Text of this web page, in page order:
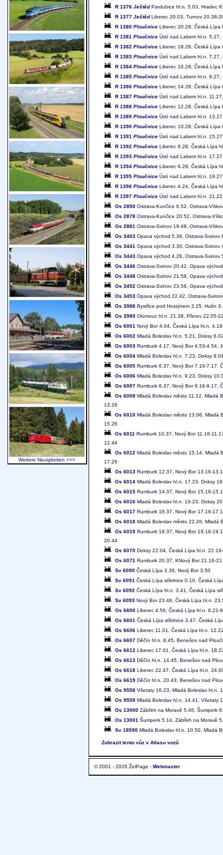
R 1376 JeštědPardubice hl.n. 5.03, Hradec
R 1377 JeštědLiberec 20.03, Turnov 20.38-
R 1380 Ploučnice Liberec 20.28, Česká Lípa
R 1381 Ploučnice Ústí nad Labem hl.n.
R 1382 Ploučnice Liberec 18.28, Česká Lípa
R 1383 Ploučnice Ústí nad Labem hl.n.
R 1384 Ploučnice Liberec 16.28, Česká Lípa
R 1385 Ploučnice Ústí nad Labem hl.n.
R 1386 Ploučnice Liberec 14.28, Česká Lípa
R 1387 Ploučnice Ústí nad Labem hl.n.
R 1388 Ploučnice Liberec 12.28, Česká Lípa
R 1389 Ploučnice Ústí nad Labem hl.n.
R 1390 Ploučnice Liberec 10.28, Česká Lípa
R 1391 Ploučnice Ústí nad Labem hl.n.
R 1392 Ploučnice Liberec 8.28, Česká Lípa
R 1393 Ploučnice Ústí nad Labem hl.n.
R 1394 Ploučnice Liberec 6.28, Česká Lípa
R 1395 Ploučnice Ústí nad Labem hl.n.
R 1396 Ploučnice Liberec 4.24, Česká Lípa
R 1397 Ploučnice Ústí nad Labem hl.n.
Os 2850 Ostrava-Kunčice 6.52, Ostrava-
Os 2878 Ostrava-Kunčice 20.52, Ostrava-
Os 2881 Ostrava-Svinov 19.48, Ostrava-
Os 3403 Opava východ 5.36, Ostrava-Svinov
Os 3441 Opava východ 3.30, Ostrava-Svinov
Os 3443 Opava východ 4.28, Ostrava-Svinov
Os 3446 Ostrava-Svinov 20.42, Opava
Os 3448 Ostrava-Svinov 21.58, Opava
Os 3452 Ostrava-Svinov 23.56, Opava
Os 3453 Opava východ 22.42, Ostrava-
Os 3988 Bystřice pod Hostýnem 3.25, Hulín
Os 3989 Olomouc hl.n. 21.38, Přerov 22.05-
Os 6001 Nový Bor 4.04, Česká Lípa hl.n.
Os 6002 Mladá Boleslav hl.n. 5.21, Doksy
Os 6003 Rumburk 4.17, Nový Bor 4.53-4.54,
Os 6004 Mladá Boleslav hl.n. 7.23, Doksy
Os 6005 Rumburk 6.37, Nový Bor 7.16-7.17,
Os 6006 Mladá Boleslav hl.n. 9.23, Doksy
Os 6007 Rumburk 8.37, Nový Bor 9.16-9.17,
Os 6008 Mladá Boleslav město 11.12, Mladá
13.26
Os 6010 Mladá Boleslav město 13.06, Mladá
15.26
Os 6011 Rumburk 10.37, Nový Bor 11.16-
12.44
Os 6012 Mladá Boleslav město 15.14, Mladá
17.26
Os 6013 Rumburk 12.37, Nový Bor 13.16-
Os 6014 Mladá Boleslav hl.n. 17.23, Doksy
Os 6015 Rumburk 14.37, Nový Bor 15.16-
Os 6016 Mladá Boleslav hl.n. 19.23, Doksy
Os 6017 Rumburk 16.37, Nový Bor 17.16-
Os 6018 Mladá Boleslav město 22.26, Mladá
Os 6019 Rumburk 18.37, Nový Bor 19.16-
20.44
Os 6070 Doksy 22.04, Česká Lípa hl.n.
Os 6071 Rumburk 20.37, KNový Bor 21.16-
Sv 6090 Česká Lípa 3.38, Nový Bor 3.50
Sv 6091 Česká Lípa střelnice 0.10, Česká
Sv 6092 Česká Lípa hl.n. 3.41, Česká Lípa
Sv 6093 Nový Bor 23.46, Česká Lípa hl.n.
Os 6600 Liberec 4.56, Česká Lípa hl.n. 6.21-
Os 6601 Česká Lípa střelnice 3.47, Česká
Os 6606 Liberec 11.01, Česká Lípa hl.n.
Os 6607 Děčín hl.n. 8.45, Benešov nad
Os 6612 Liberec 17.01, Česká Lípa hl.n.
Os 6613 Děčín hl.n. 14.45, Benešov nad
Os 6618 Liberec 22.47, Česká Lípa hl.n.
Os 6619 Děčín hl.n. 20.43, Benešov nad
Os 9558 Všetaty 16.23, Mladá Boleslav hl.n.
Os 9559 Mladá Boleslav hl.n. 14.41, Všetaty
Os 13000 Zábřeh na Moravě 5.46, Šumperk
Os 13001 Šumperk 5.14, Zábřeh na Moravě
Sv 18590 Mladá Boleslav hl.n. 10.50, Mladá
Zobrazit tento vůz v Atlasu vozů
© 2001 - 2026 ŽelPage - Webmaster
Weitere Neuigkeiten >>>